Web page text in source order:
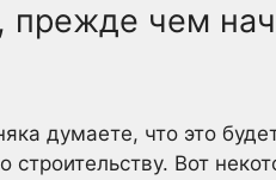
прежде чем
думаете, что это
строительству. Вот